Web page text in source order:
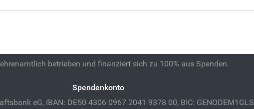
betrieben und finanziert sich zu 100% aus Spenden.
Spendenkonto
eG, IBAN: DE50 4306 0967 2041 9378 00, BIC: GENODEM1GLS